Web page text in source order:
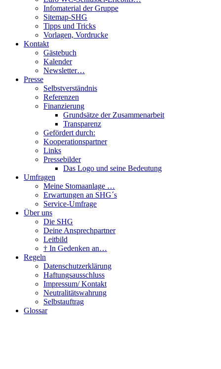
Infomaterial der Gruppe
Sitemap-SHG
Tipps und Tricks
Vorlagen, Vordrucke
Kontakt
Gästebuch
Kalender
Newsletter…
Presse
Selbstverständnis
Referenzen
Finanzierung
Grundsätze der Zusammenarbeit
Transparenz
Gefördert durch:
Kooperationspartner
Links
Pressebilder
Das Logo und seine Bedeutung
Umfragen
Meine Stomaanlage …
Erwartungen an SHG´s
Service-Umfrage
Über uns
Die SHG
Deine Ansprechpartner
Leitbild
† In Gedenken an…
Regeln
Datenschutzerklärung
Haftungsausschluss
Impressum/ Kontakt
Neutralitätswahrung
Selbstauftrag
Glossar